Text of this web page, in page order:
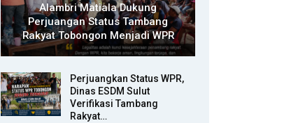
Alambri Matiala Dukung
Perjuangan Status Tambang
Rakyat Tobongon Menjadi WPR
Perjuangkan Status WPR,
Dinas ESDM Sulut
Verifikasi Tambang
Rakyat…